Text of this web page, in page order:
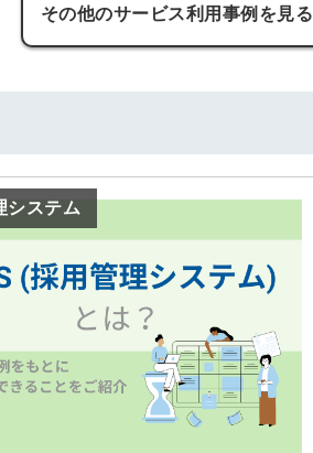
その他のサービス利用事例を見る
システム
採用課題
をともに
解決
頼れる
「採用パ
ートナ
ー」